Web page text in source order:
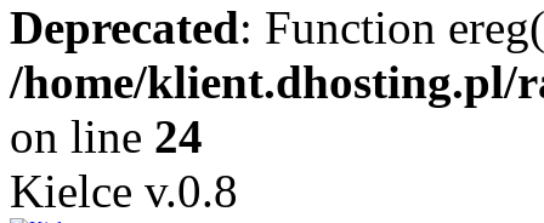
Deprecated: Function
/home/klient.dhosting.pl/
on line 24
Kielce v.0.8